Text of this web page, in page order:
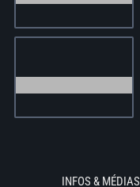
INFOS & MÉDIAS